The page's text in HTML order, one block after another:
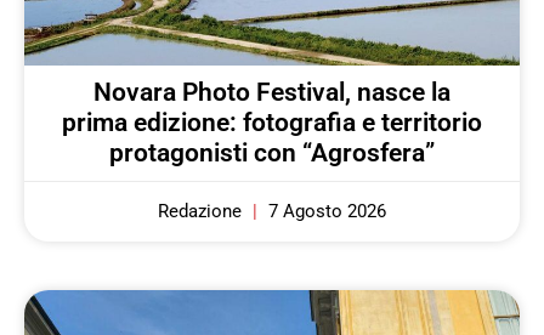
Novara Photo Festival, nasce la
prima edizione: fotografia e territorio
protagonisti con “Agrosfera”
Redazione 7 Agosto 2026